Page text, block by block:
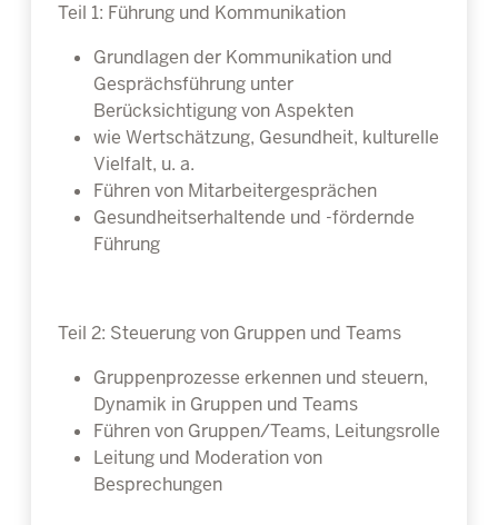
Teil 1: Führung und Kommunikation
Grundlagen der Kommunikation und
Gesprächsführung unter
Berücksichtigung von Aspekten
wie Wertschätzung, Gesundheit, kulturelle
Vielfalt, u. a.
Führen von Mitarbeitergesprächen
Gesundheitserhaltende und -fördernde
Führung
Teil 2: Steuerung von Gruppen und Teams
Gruppenprozesse erkennen und steuern,
Dynamik in Gruppen und Teams
Führen von Gruppen/Teams, Leitungsrolle
Leitung und Moderation von
Besprechungen